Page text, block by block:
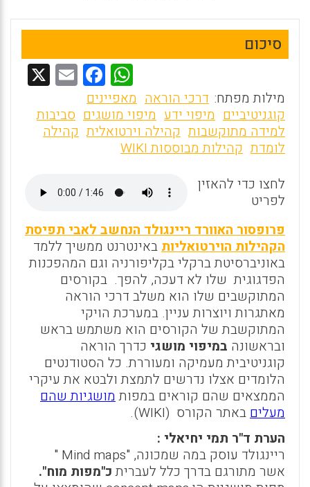
סיכום
W
h
at
s
p
F
a
ce
b
o
k
E
m
ai
l
מילות מפתח: דרכי הוראה מאפיינים
קוגניטיביים מיפוי ידע מיפוי מושגים סביבות
למידה מתוקשבות קהילה וירטואלית קהילה
לומדת קהילות מבוססות WIKI
לחצו כדי להאזין
לפריט
פרופסור האוורד ריינגולד הנחשב לאבי תפיסת
הקהילות הוירטואליותבאינטרנט ממשיך ללמד
באוניברסיטת ברקלי בקליפורניה וגם המהפכנות
הפדגוגית שלו לא דעכה, להפך. בקורסים
המתוקשבים שלו הוא משלב דרכי הוראה
מאתגרות ויוצרות עניין. במערכת הויקי
המתוקשבת של הקורסים הוא משתמש בראש
ובראשונה במיפוי מושגי כדרך הוראה
קוגניטיבית מעמיקה ומעוררת. כל הסטודנטים
הלומדים אצלו נדרשים לתמצת ולבטא את עיקרי
הממצאים שהם קוראים במפותמושגיות שהם
מעליםבאתר הקורס WIKI)
).
הערת ד"ר תמי יחיאלי :
ריינגולד עוסק במה שמכונה" Mind maps" ,
אשר מתורגם בדרך כלל לעבריתכ"מפות מוח".